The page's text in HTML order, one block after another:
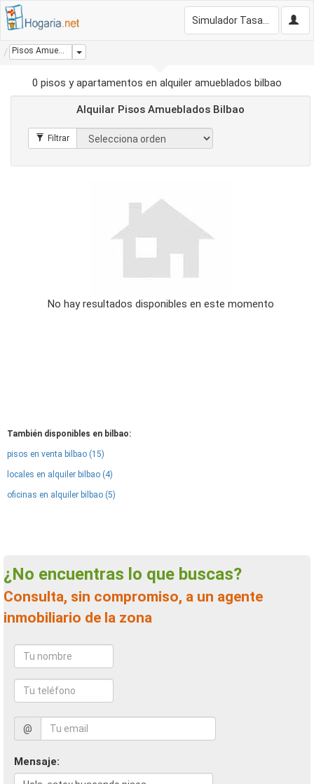
Pisos Amueblados Bilbao Dropdown
0 pisos y apartamentos en alquiler amueblados bilbao
Alquilar Pisos Amueblados Bilbao
No hay resultados disponibles en este momento
También disponibles en bilbao:
pisos en venta bilbao (15)
locales en alquiler bilbao (4)
oficinas en alquiler bilbao (5)
¿No encuentras lo que buscas?
Consulta, sin compromiso, a un agente
inmobiliario de la zona
@
Mensaje: